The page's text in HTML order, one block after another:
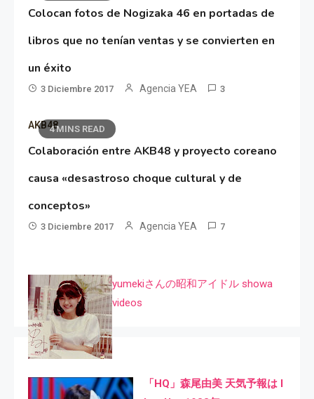
Colocan fotos de Nogizaka 46 en portadas de
libros que no tenían ventas y se convierten en
un éxito
3 Diciembre 2017 Agencia YEA 3
4 MINS READ
AKB48
Colaboración entre AKB48 y proyecto coreano
causa «desastroso choque cultural y de
conceptos»
3 Diciembre 2017 Agencia YEA 7
yumekiさんの昭和アイドル showa
videos
「HQ」森尾由美 天気予報は I